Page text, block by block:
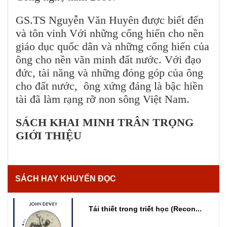
GS.TS Nguyễn Văn Huyên được biết đến
và tôn vinh Với những cống hiến cho nền
giáo dục quốc dân và những cống hiến của
ông cho nền văn minh đất nước. Với đạo
đức, tài năng và những đóng góp của ông
cho đất nước, ông xứng đáng là bậc hiền
tài đã làm rạng rỡ non sông Việt Nam.
SÁCH KHAI MINH TRÂN TRỌNG
GIỚI THIỆU
SÁCH HAY KHUYẾN ĐỌC
Tái thiết trong triết học (Recon...